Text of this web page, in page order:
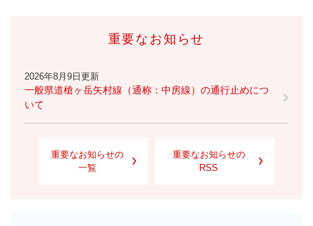
重要なお知らせ
2026年8月9日更新
一般県道槍ヶ岳矢村線（通称：中房線）の通行止めにつ
いて
重要なお知らせの
一覧
重要なお知らせの
RSS